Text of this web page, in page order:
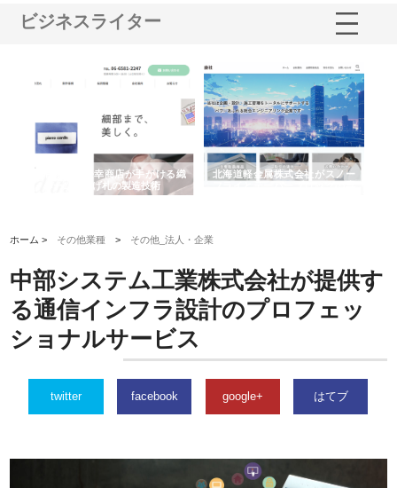
ビジネスライター
有限会社松幸商店が手がける織
ネームと下げ札の製造技術
北海道軽金属株式会社がスノー
ホーム > その他業種 > その他_法人・企業
中部システム工業株式会社が提供す
る通信インフラ設計のプロフェッ
ショナルサービス
twitter facebook google+ はてブ